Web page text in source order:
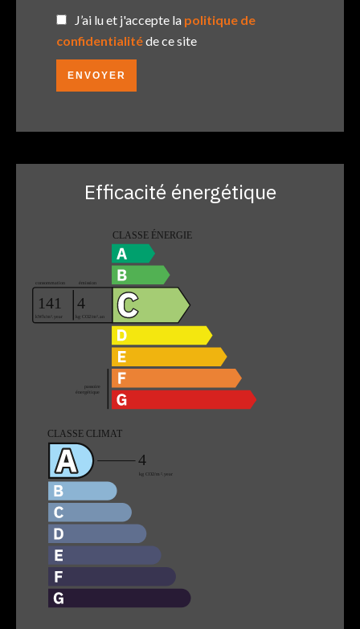
J’ai lu et j'accepte la politique de
confidentialitéde ce site
ENVOYER
Efficacité énergétique